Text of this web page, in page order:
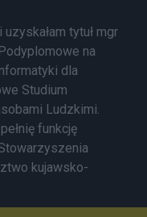
tytuł mgr
na
dla
Studium
Ludzkimi.
funkcję
kujawsko-